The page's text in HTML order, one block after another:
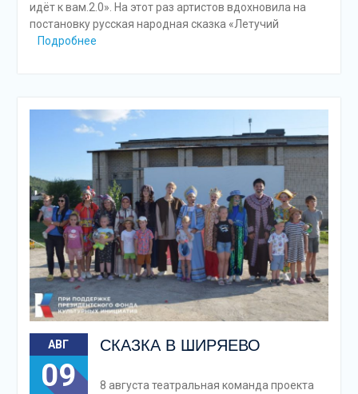
идёт к вам.2.0». На этот раз артистов вдохновила на
постановку русская народная сказка «Летучий
Подробнее
АВГ
09
СКАЗКА В ШИРЯЕВО
8 августа театральная команда проекта